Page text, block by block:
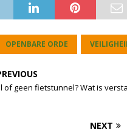
OPENBARE ORDE
of geen fietstunnel? Wat is
NEXT